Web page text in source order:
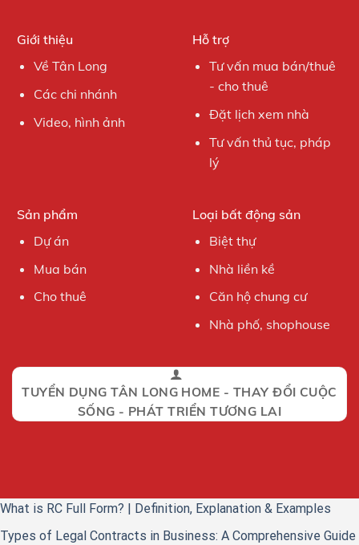
Giới thiệu
Về Tân Long
Các chi nhánh
Video, hình ảnh
Hỗ trợ
Tư vấn mua bán/thuê
- cho thuê
Đặt lịch xem nhà
Tư vấn thủ tục, pháp
lý
Sản phẩm
Dự án
Mua bán
Cho thuê
Loại bất động sản
Biệt thự
Nhà liền kề
Căn hộ chung cư
Nhà phố, shophouse
TUYỂN DỤNG TÂN LONG HOME - THAY ĐỔI CUỘC
SỐNG - PHÁT TRIỂN TƯƠNG LAI
What is RC Full Form? | Definition, Explanation & Examples
Types of Legal Contracts in Business: A Comprehensive Guide